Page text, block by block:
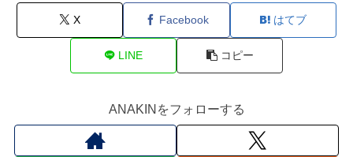
X Facebook はてブ
LINE コピー
ANAKINをフォローする